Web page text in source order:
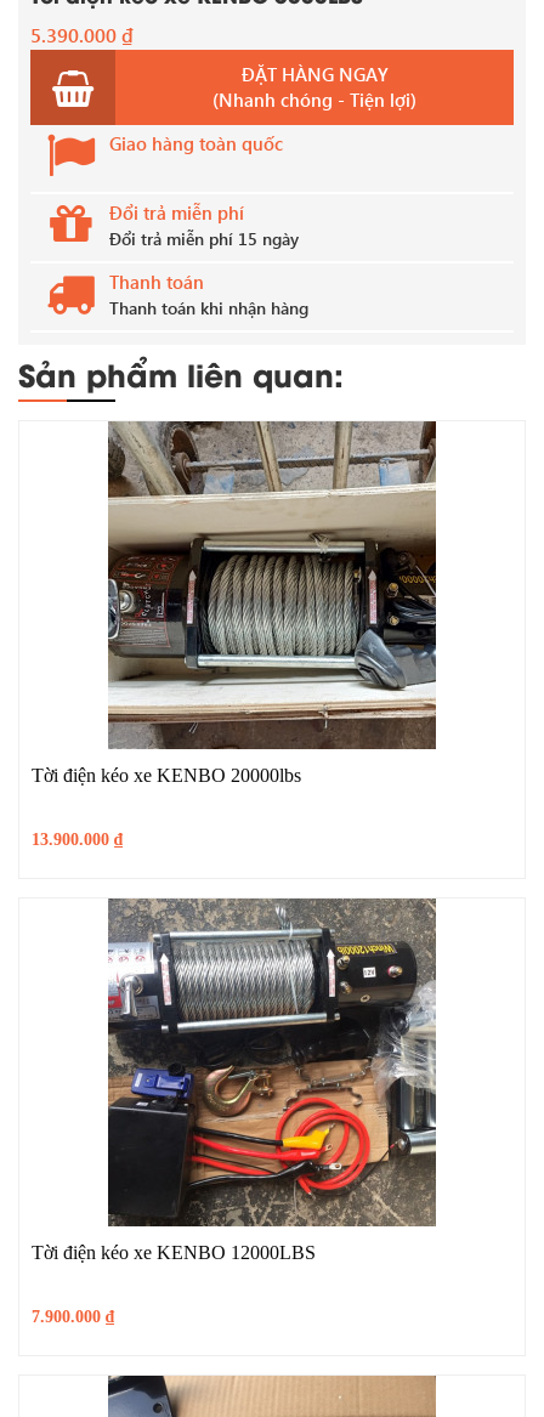
5.390.000₫
ĐẶT HÀNG NGAY
(Nhanh chóng - Tiện lợi)
Giao hàng toàn quốc
Đổi trả miễn phí
Đổi trả miễn phí 15 ngày
Thanh toán
Thanh toán khi nhận hàng
Sản phẩm liên quan:
Tời điện kéo xe KENBO 20000lbs
13.900.000 ₫
Tời điện kéo xe KENBO 12000LBS
7.900.000 ₫